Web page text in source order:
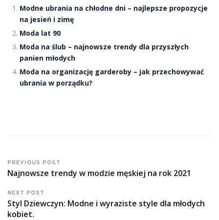
Modne ubrania na chłodne dni – najlepsze propozycje
na jesień i zimę
Moda lat 90
Moda na ślub – najnowsze trendy dla przyszłych
panien młodych
Moda na organizację garderoby – jak przechowywać
ubrania w porządku?
PREVIOUS POST
Najnowsze trendy w modzie męskiej na rok 2021
NEXT POST
Styl Dziewczyn: Modne i wyraziste style dla młodych
kobiet.